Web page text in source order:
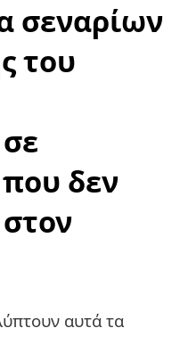
σεναρίων
του
δεν
αυτά τα